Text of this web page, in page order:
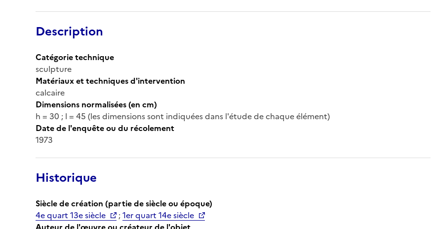
Description
Catégorie technique
sculpture
Matériaux et techniques d'intervention
calcaire
Dimensions normalisées (en cm)
h = 30 ; l = 45 (les dimensions sont indiquées dans l'étude de chaque élément)
Date de l'enquête ou du récolement
1973
Historique
Siècle de création (partie de siècle ou époque)
4e quart 13e siècle
;1er quart 14e siècle